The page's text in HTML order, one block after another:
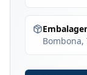
Bombona,